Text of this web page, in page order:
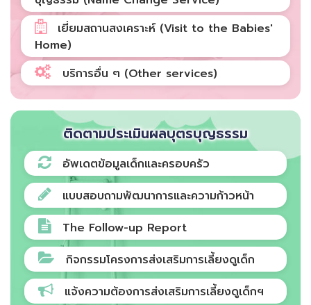
เยี่ยมสถานสงเคราะห์ (Visit to the Babies'
Home)
บริการอื่น ๆ (Other services)
ติดตามประเมินผลบุตรบุญธรรม
อัพเดตข้อมูลเด็กและครอบครัว
แบบสอบถามพัฒนาการและความก้าวหน้า
The Follow-up Report
กิจกรรมโครงการส่งเสริมการเลี้ยงดูเด็ก
แจ้งความต้องการส่งเสริมการเลี้ยงดูเด็กฯ